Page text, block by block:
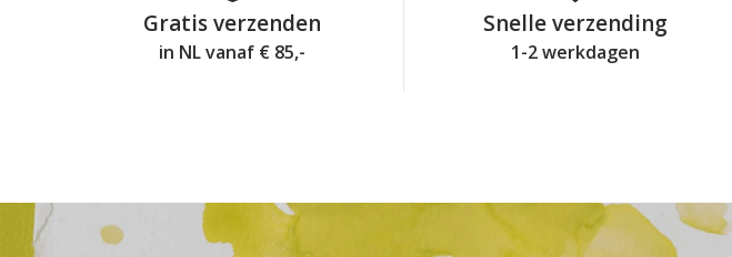
Gratis verzenden
in NL vanaf € 85,-
Snelle verzending
1-2 werkdagen